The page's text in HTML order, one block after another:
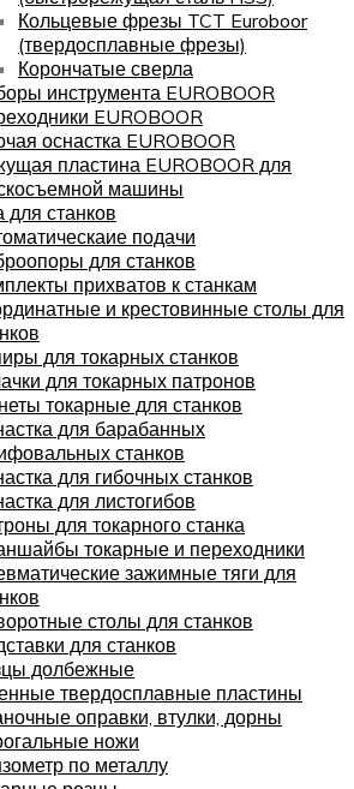
Кольцевые фрезы TCT Euroboor
(твердосплавные фрезы)
Корончатые сверла
инструмента EUROBOOR
EUROBOOR
оснастка EUROBOOR
пластина EUROBOOR для
машины
для станков
подачи
для станков
прихватов к станкам
и крестовинные столы для
для токарных станков
для токарных патронов
токарные для станков
для барабанных
станков
для гибочных станков
для листогибов
для токарного станка
токарные и переходники
зажимные тяги для
столы для станков
для станков
долбежные
твердосплавные пластины
оправки, втулки, дорны
ножи
по металлу